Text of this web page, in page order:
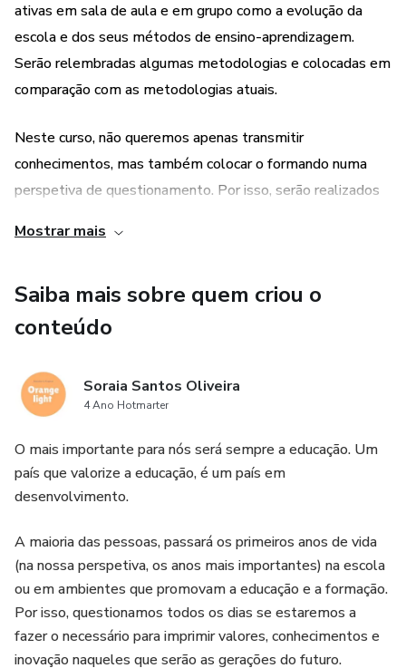
ativas em sala de aula e em grupo como a evolução da
escola e dos seus métodos de ensino-aprendizagem.
Serão relembradas algumas metodologias e colocadas em
comparação com as metodologias atuais.
Neste curso, não queremos apenas transmitir
conhecimentos, mas também colocar o formando numa
perspetiva de questionamento. Por isso, serão realizados
ficarão visíveis determinado tempo com exemplos
concretos da prática das metodologias.
Mostrar mais
Saiba mais sobre quem criou o
conteúdo
Soraia Santos Oliveira
4 Ano Hotmarter
O mais importante para nós será sempre a educação. Um
país que valorize a educação, é um país em
desenvolvimento.
A maioria das pessoas, passará os primeiros anos de vida
(na nossa perspetiva, os anos mais importantes) na escola
ou em ambientes que promovam a educação e a formação.
Por isso, questionamos todos os dias se estaremos a
fazer o necessário para imprimir valores, conhecimentos e
inovação naqueles que serão as gerações do futuro.